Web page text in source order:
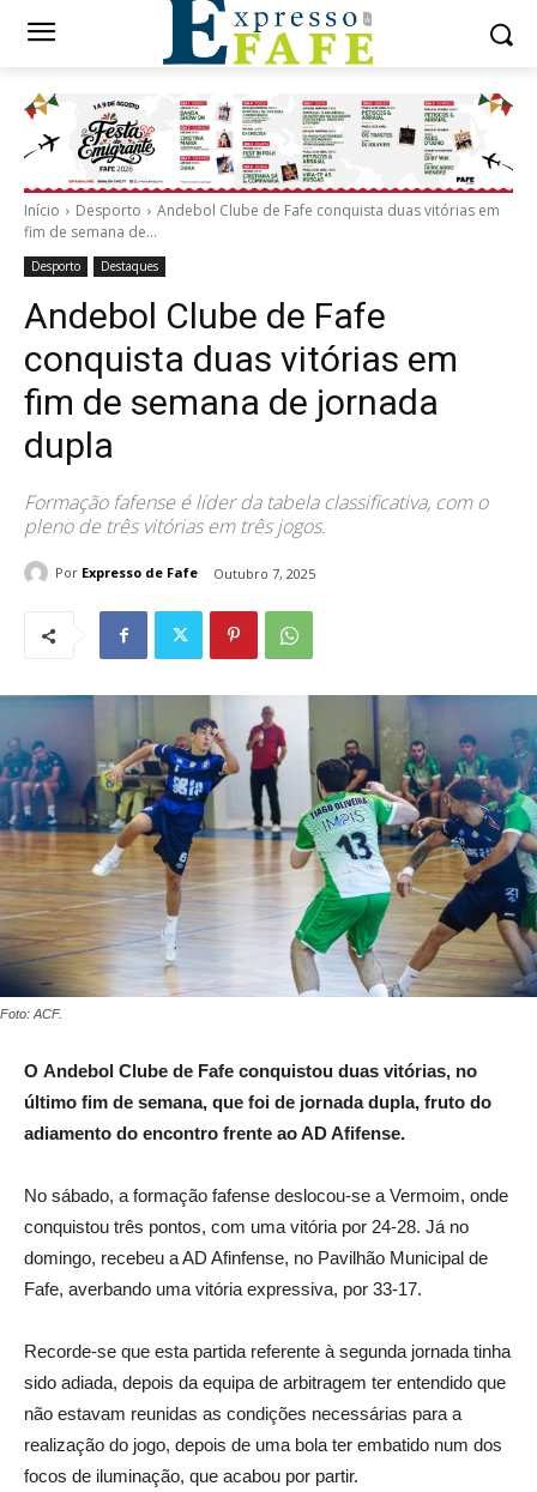
Início Desporto
Andebol Clube de Fafe conquista duas vitórias em
fim de semana de...
Desporto Destaques
Andebol Clube de Fafe
conquista duas vitórias em
fim de semana de jornada
dupla
Formação fafense é líder da tabela classificativa, com o
pleno de três vitórias em três jogos.
Por Expresso de Fafe Outubro 7, 2025
Foto: ACF.
O Andebol Clube de Fafe conquistou duas vitórias, no
último fim de semana, que foi de jornada dupla, fruto do
adiamento do encontro frente ao AD Afifense.
No sábado, a formação fafense deslocou-se a Vermoim, onde
conquistou três pontos, com uma vitória por 24-28. Já no
domingo, recebeu a AD Afinfense, no Pavilhão Municipal de
Fafe, averbando uma vitória expressiva, por 33-17.
Recorde-se que esta partida referente à segunda jornada tinha
sido adiada, depois da equipa de arbitragem ter entendido que
não estavam reunidas as condições necessárias para a
realização do jogo, depois de uma bola ter embatido num dos
focos de iluminação, que acabou por partir.